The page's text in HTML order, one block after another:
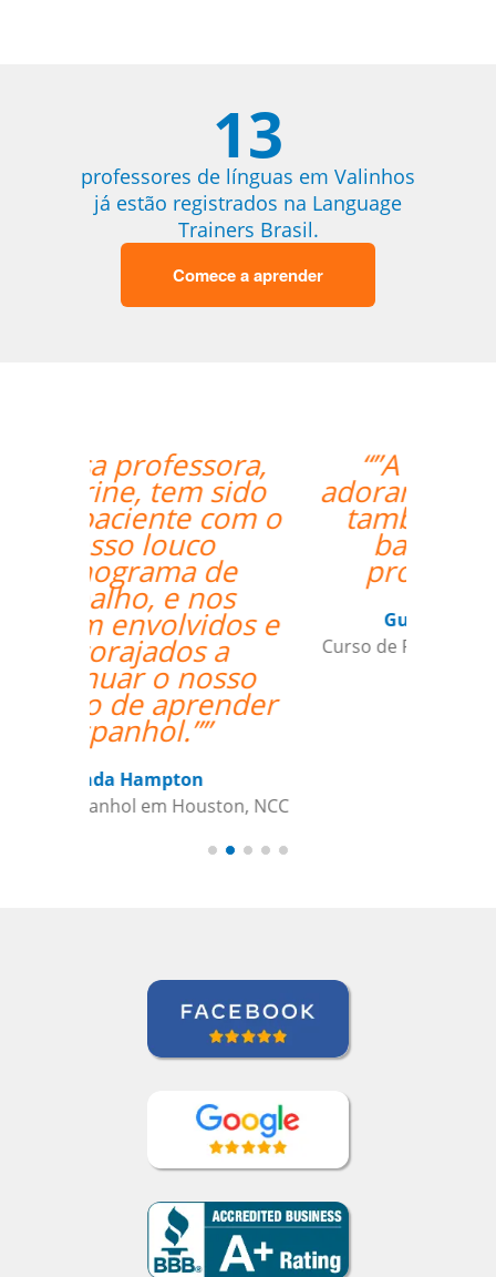
13
professores de línguas em Valinhos
já estão registrados na Language
Trainers Brasil.
Comece a aprender
“”A aluna esta
adorando o curso e
também gostou
bastante da
professora.””
Gustavo Chelin
Curso de Português em Jundiaí